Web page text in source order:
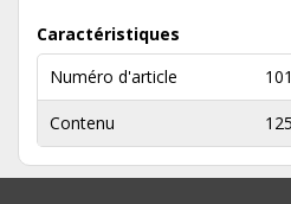
Caractéristiques
Numéro d'article
Contenu